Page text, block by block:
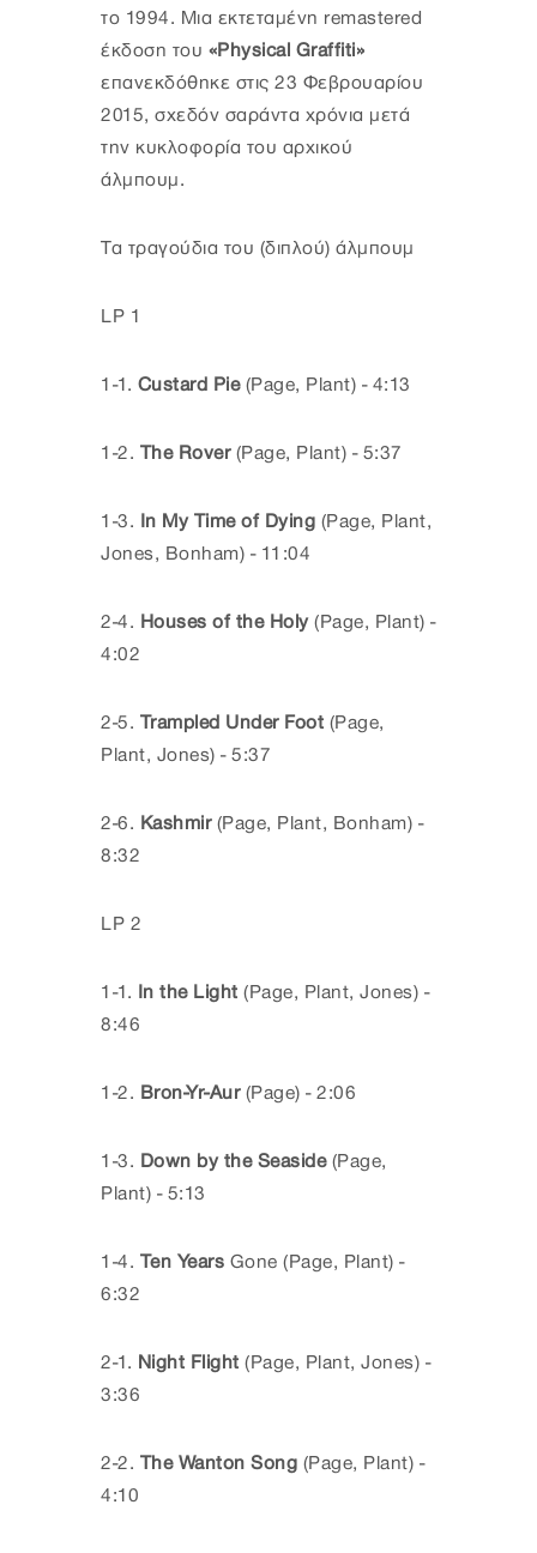
το 1994. Μια εκτεταμένη remastered
έκδοση του «Physical Graffiti»
επανεκδόθηκε στις 23 Φεβρουαρίου
2015, σχεδόν σαράντα χρόνια μετά
την κυκλοφορία του αρχικού
άλμπουμ.
Τα τραγούδια του (διπλού) άλμπουμ
LP 1
1-1. Custard Pie(Page, Plant) - 4:13
1-2. The Rover(Page, Plant) - 5:37
1-3. In My Time of Dying (Page, Plant,
Jones, Bonham) - 11:04
2-4. Houses of the Holy(Page, Plant) -
4:02
2-5. Trampled Under Foot (Page,
Plant, Jones) - 5:37
2-6. Kashmir(Page, Plant, Bonham) -
8:32
LP 2
1-1. In the Light (Page, Plant, Jones) -
8:46
1-2. Bron-Yr-Aur(Page) - 2:06
1-3. Down by the Seaside(Page,
Plant) - 5:13
1-4. Ten Years Gone (Page, Plant) -
6:32
2-1. Night Flight (Page, Plant, Jones) -
3:36
2-2. The Wanton Song (Page, Plant) -
4:10